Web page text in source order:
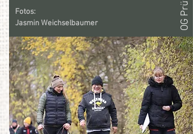
Fotos:
Jasmin Weichselbaumer